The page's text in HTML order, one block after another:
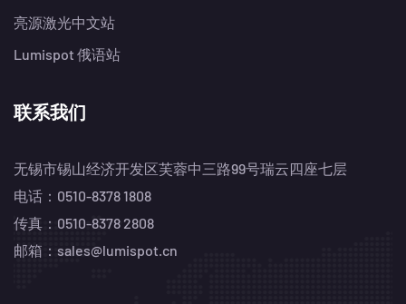
亮源激光中文站
Lumispot 俄语站
联系我们
无锡市锡山经济开发区芙蓉中三路99号瑞云四座七层
电话：0510-8378 1808
传真：0510-8378 2808
邮箱：sales@lumispot.cn